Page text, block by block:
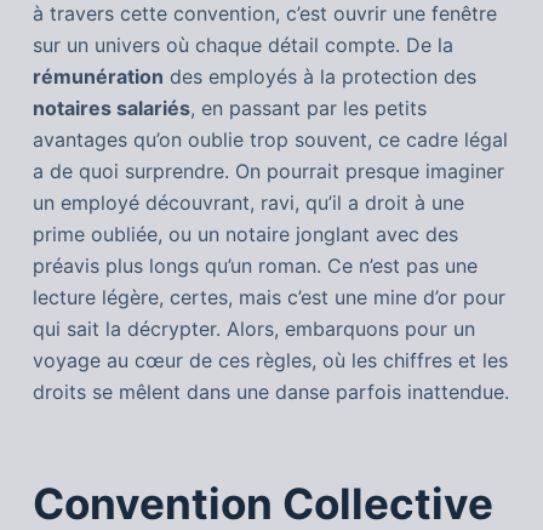
à travers cette convention, c’est ouvrir une fenêtre
sur un univers où chaque détail compte. De la
rémunération des employés à la protection des
notaires salariés, en passant par les petits
avantages qu’on oublie trop souvent, ce cadre légal
a de quoi surprendre. On pourrait presque imaginer
un employé découvrant, ravi, qu’il a droit à une
prime oubliée, ou un notaire jonglant avec des
préavis plus longs qu’un roman. Ce n’est pas une
lecture légère, certes, mais c’est une mine d’or pour
qui sait la décrypter. Alors, embarquons pour un
voyage au cœur de ces règles, où les chiffres et les
droits se mêlent dans une danse parfois inattendue.
Convention Collective